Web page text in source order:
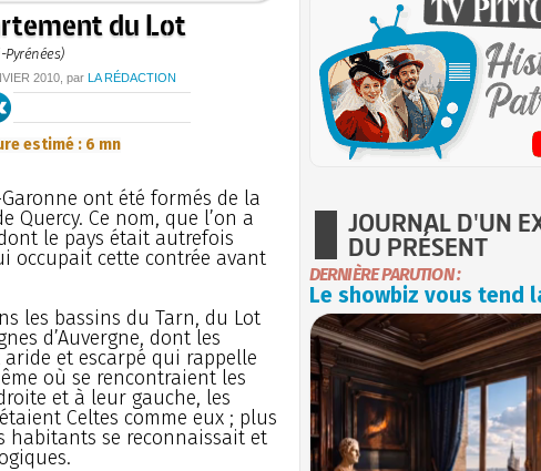
du Lot
2010, par LA RÉDACTION
estimé : 6 mn
ont été formés de la
Quercy. Ce nom, que l’on a
le pays était autrefois
occupait cette contrée avant
les bassins du Tarn, du Lot
d’Auvergne, dont les
et escarpé qui rappelle
où se rencontraient les
et à leur gauche, les
Celtes comme eux ; plus
habitants se reconnaissait et
JOURNAL D'UN
DU PRÉSENT
DERNIÈRE PARUTION :
Le showbiz vous tend